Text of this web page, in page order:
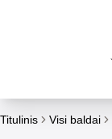
Titulinis Visi baldai